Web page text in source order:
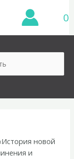
0
новой
и